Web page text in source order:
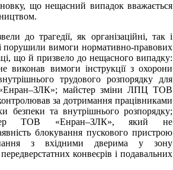
що нещасний випадок вважається
до трагедії, як організаційні, так і
порушили вимоги нормативно-правових
що й призвело до нещасного випадку:
виконав вимоги інструкції з охорони
трудового розпорядку для
майстер зміни ЛПЦ ТОВ
за дотримання працівниками
безпеки та внутрішнього розпорядку;
ТОВ «Енран–ЗЛК», який не
блокування пускового пристрою
з вхідними дверима у зону
конвеєрів і подавальних